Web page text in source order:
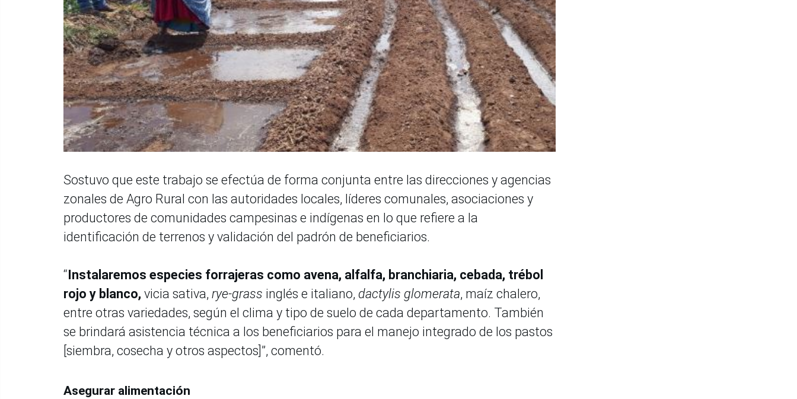
Sostuvo que este trabajo se efectúa de forma conjunta entre las direcciones y agencias
zonales de Agro Rural con las autoridades locales, líderes comunales, asociaciones y
productores de comunidades campesinas e indígenas en lo que refiere a la
identificación de terrenos y validación del padrón de beneficiarios.
“ Instalaremos especies forrajeras como avena, alfalfa, branchiaria, cebada, trébol
rojo y blanco, vicia sativa, rye-grass inglés e italiano, dactylis glomerata, maíz chalero,
entre otras variedades, según el clima y tipo de suelo de cada departamento. También
se brindará asistencia técnica a los beneficiarios para el manejo integrado de los pastos
[siembra, cosecha y otros aspectos]”, comentó.
Asegurar alimentación